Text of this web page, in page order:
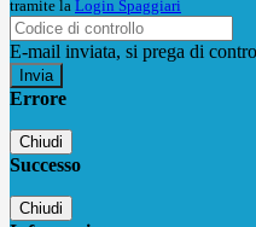
tramite la Login Spaggiari
E-mail inviata, si prega di
Errore
Chiudi
Successo
Chiudi